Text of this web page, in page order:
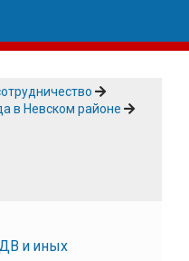
в Невском районе
и иных